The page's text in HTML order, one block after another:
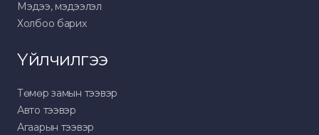
Мэдээ, мэдээлэл
Холбоо барих
Үйлчилгээ
Төмөр замын тээвэр
Авто тээвэр
Агаарын тээвэр